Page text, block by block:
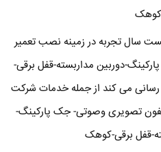
کوهک
سال تجربه در زمینه نصب تعمیر
دوربین مداربسته-قفل برقی-
می کند از جمله خدمات شرکت
تصویری وصوتی- جک پارکینگ-
قفل برقی-کوهک